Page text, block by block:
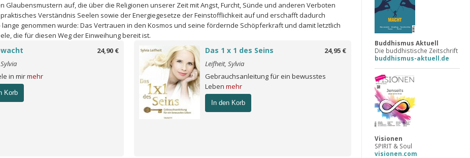
Glaubensmustern auf, die über die Religionen unserer Zeit mit Angst, Furcht, Sünde und anderen Verboten
Verständnis Seelen sowie der Energiegesetze der Feinstofflichkeit auf und erschafft dadurch
genommen wurde: Das Vertrauen in den Kosmos und seine fördernde Schöpferkraft und damit letztlich
die für diesen Weg der Einweihung bereit ist.
24,90 €
in mirmehr
Korb
24,95 €
Das 1 x 1 des Seins
Leifheit, Sylvia
Gebrauchsanleitung für ein bewusstes
Leben mehr
In den Korb
Buddhismus Aktuell
Die buddhistische Zeitschrift
buddhismus-aktuell.de
Visionen
SPIRIT & Soul
visionen.com